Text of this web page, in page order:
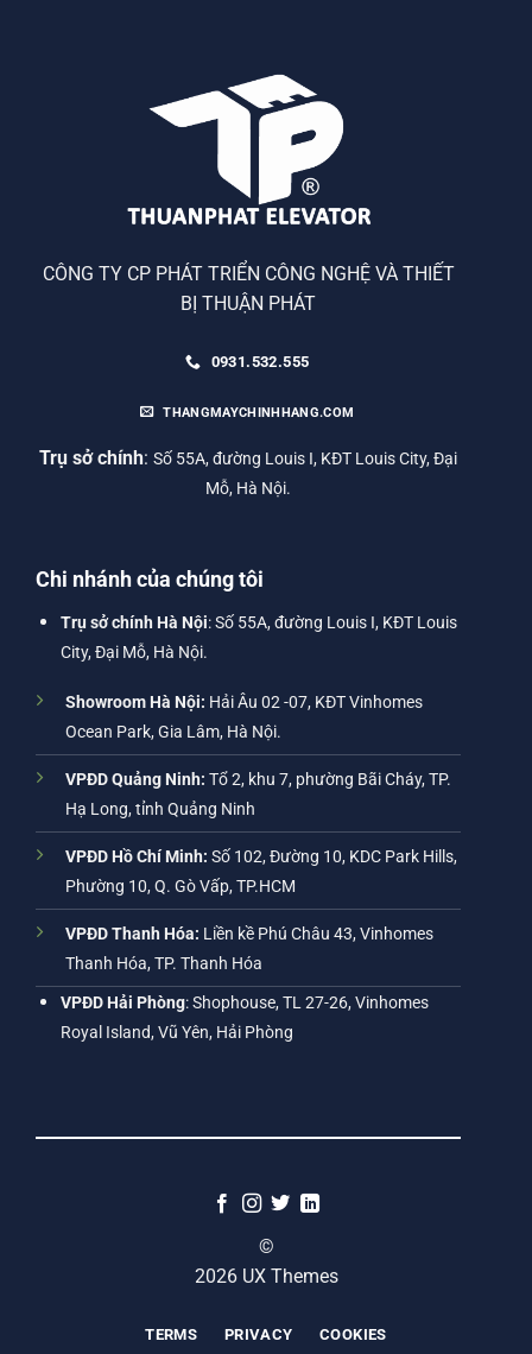
CÔNG TY CP PHÁT TRIỂN CÔNG NGHỆ VÀ THIẾT
BỊ THUẬN PHÁT
0931.532.555
THANGMAYCHINHHANG.COM
Trụ sở chính: Số 55A, đường Louis I, KĐT Louis City, Đại
Mỗ, Hà Nội.
Chi nhánh của chúng tôi
Trụ sở chính Hà Nội: Số 55A, đường Louis I, KĐT Louis
City, Đại Mỗ, Hà Nội.
Showroom Hà Nội: Hải Âu 02 -07, KĐT Vinhomes
Ocean Park, Gia Lâm, Hà Nội.
VPĐD Quảng Ninh: Tổ 2, khu 7, phường Bãi Cháy, TP.
Hạ Long, tỉnh Quảng Ninh
VPĐD Hồ Chí Minh: Số 102, Đường 10, KDC Park Hills,
Phường 10, Q. Gò Vấp, TP.HCM
VPĐD Thanh Hóa: Liền kề Phú Châu 43, Vinhomes
Thanh Hóa, TP. Thanh Hóa
VPĐD Hải Phòng: Shophouse, TL 27-26, Vinhomes
Royal Island, Vũ Yên, Hải Phòng
©
2026 UX Themes
TERMS PRIVACY COOKIES